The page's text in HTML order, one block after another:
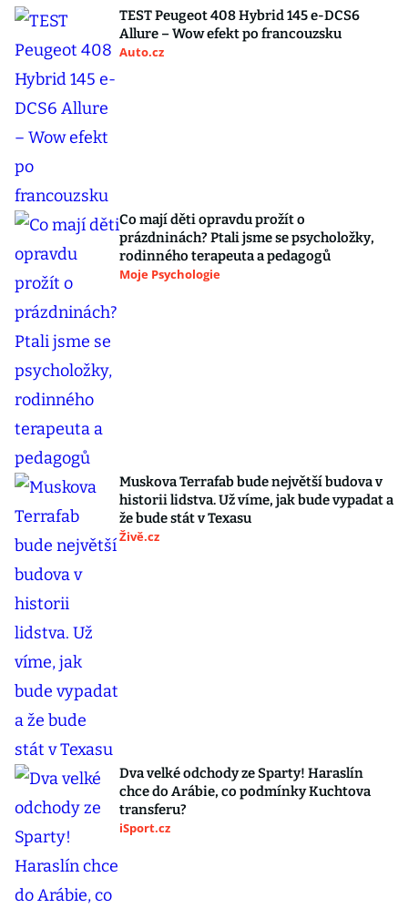
TEST Peugeot 408 Hybrid 145 e-DCS6
Allure – Wow efekt po francouzsku
Auto.cz
Co mají děti opravdu prožít o
prázdninách? Ptali jsme se psycholožky,
rodinného terapeuta a pedagogů
Moje Psychologie
Muskova Terrafab bude největší budova v
historii lidstva. Už víme, jak bude vypadat a
že bude stát v Texasu
Živě.cz
Dva velké odchody ze Sparty! Haraslín
chce do Arábie, co podmínky Kuchtova
transferu?
iSport.cz